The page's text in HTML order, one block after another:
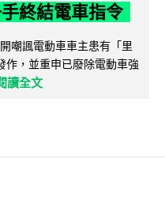
終結電車指令
嘲諷電動車車主患有「里
作，並重申已廢除電動車強
讀全文